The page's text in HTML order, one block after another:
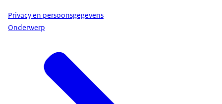
Privacy en persoonsgegevens
Onderwerp